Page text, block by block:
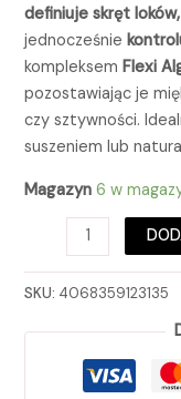
definiuje skręt
jednocześnie
kompleksemFlexi
pozostawiając je
czy sztywności.
suszeniem lub
Magazyn 6 w
SKU: 4068359123135